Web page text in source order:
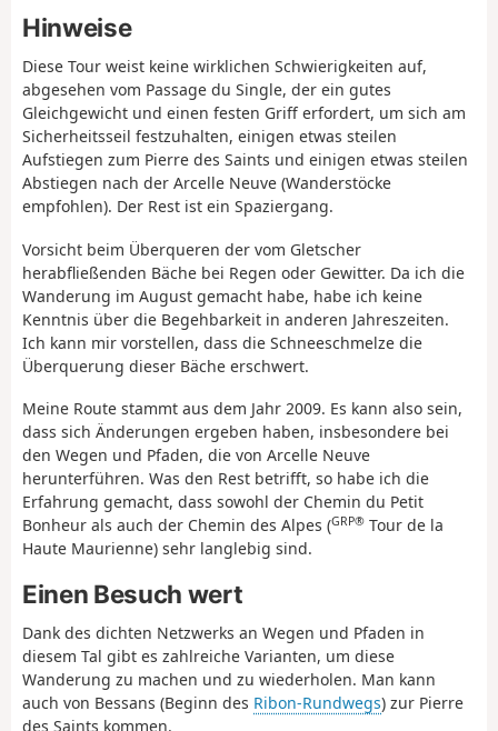
Hinweise
Diese Tour weist keine wirklichen Schwierigkeiten auf,
abgesehen vom Passage du Single, der ein gutes
Gleichgewicht und einen festen Griff erfordert, um sich am
Sicherheitsseil festzuhalten, einigen etwas steilen
Aufstiegen zum Pierre des Saints und einigen etwas steilen
Abstiegen nach der Arcelle Neuve (Wanderstöcke
empfohlen). Der Rest ist ein Spaziergang.
Vorsicht beim Überqueren der vom Gletscher
herabfließenden Bäche bei Regen oder Gewitter. Da ich die
Wanderung im August gemacht habe, habe ich keine
Kenntnis über die Begehbarkeit in anderen Jahreszeiten.
Ich kann mir vorstellen, dass die Schneeschmelze die
Überquerung dieser Bäche erschwert.
Meine Route stammt aus dem Jahr 2009. Es kann also sein,
dass sich Änderungen ergeben haben, insbesondere bei
den Wegen und Pfaden, die von Arcelle Neuve
herunterführen. Was den Rest betrifft, so habe ich die
Erfahrung gemacht, dass sowohl der Chemin du Petit
Bonheur als auch der Chemin des Alpes (GRP® Tour de la
Haute Maurienne) sehr langlebig sind.
Einen Besuch wert
Dank des dichten Netzwerks an Wegen und Pfaden in
diesem Tal gibt es zahlreiche Varianten, um diese
Wanderung zu machen und zu wiederholen. Man kann
auch von Bessans (Beginn des Ribon-Rundwegs) zur Pierre
des Saints kommen.